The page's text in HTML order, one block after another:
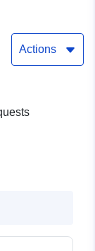
Actions